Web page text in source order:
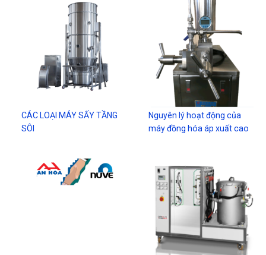
CÁC LOẠI MÁY SẤY TẦNG
SÔI
Nguyên lý hoạt động của
máy đồng hóa áp xuất cao